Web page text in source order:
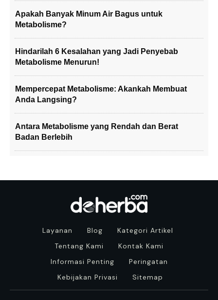
Apakah Banyak Minum Air Bagus untuk
Metabolisme?
Hindarilah 6 Kesalahan yang Jadi Penyebab
Metabolisme Menurun!
Mempercepat Metabolisme: Akankah Membuat
Anda Langsing?
Antara Metabolisme yang Rendah dan Berat
Badan Berlebih
Layanan Blog
Kategori Artikel
Tentang Kami
Kontak Kami
Informasi Penting
Peringatan
Kebijakan Privasi
Sitemap